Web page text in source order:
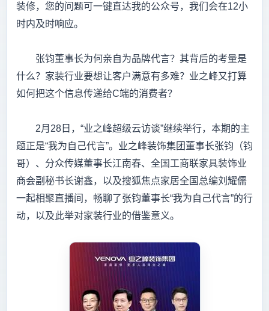
装修，您的问题可一键直达我的公众号，我们会在12小
时内及时响应。
张钧董事长为何亲自为品牌代言？其背后的考量是
什么？家装行业要想让客户满意有多难？业之峰又打算
如何把这个信息传递给C端的消费者？
2月28日，“业之峰超级云访谈”继续举行，本期的主
题正是“我为自己代言”。业之峰装饰集团董事长张钧（钧
哥）、分众传媒董事长江南春、全国工商联家具装饰业
商会副秘书长谢鑫，以及搜狐焦点家居全国总编刘耀儒
一起相聚直播间，畅聊了张钧董事长“我为自己代言”的行
动，以及此举对家装行业的借鉴意义。